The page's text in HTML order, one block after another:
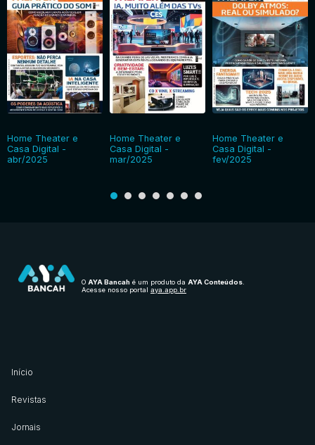
Home Theater e
Casa Digital -
abr/2025
Home Theater e
Casa Digital -
mar/2025
Home Theater e
Casa Digital -
fev/2025
O AYA Bancah é um produto da AYA Conteúdos
Acesse nosso portal aya.app.br
Início
Revistas
Jornais